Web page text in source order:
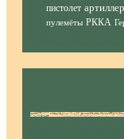
пистолет
пулемёты РККА